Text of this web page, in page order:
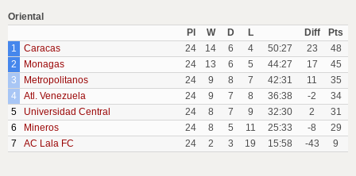
Oriental
Pl
W D L Diff
Pts
1
Caracas 24 14 6 4 50:27 23
48
2
Monagas 24 13 6 5 44:27 17
45
3
Metropolitanos 24 9 8 7 42:31 11
35
4
Atl. Venezuela 24 9 7 8 36:38 -2
34
5
Universidad Central 24 8 7 9 32:30 2
31
6
Mineros 24 8 5 11 25:33 -8
29
7
AC Lala FC 24 2 3 19 15:58 -43 9